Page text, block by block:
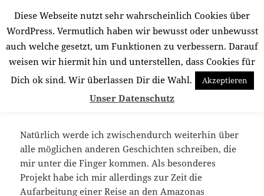
Südamerika für mich
MENÜ
UND
WIDGETS
Jetzt schreibe ich über: Den
Amazonas
Natürlich werde ich zwischendurch weiterhin über
alle möglichen anderen Geschichten schreiben, die
mir unter die Finger kommen. Als besonderes
Projekt habe ich mir allerdings zur Zeit die
Aufarbeitung einer Reise an den Amazonas
Diese Webseite nutzt sehr wahrscheinlich Cookies über
WordPress. Vermutlich haben wir bewusst oder unbewusst
auch welche gesetzt, um Funktionen zu verbessern. Darauf
weisen wir hiermit hin und unterstellen, dass Cookies für
Dich ok sind. Wir überlassen Dir die Wahl.
Akzeptieren
Unser Datenschutz